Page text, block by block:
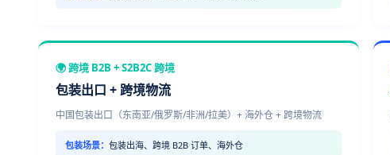
🌍 跨境 B2B + S2B2C 跨境
包装出口 + 跨境物流
中国包装出口（东南亚/俄罗斯/非洲/拉美）+ 海外仓 + 跨境物流
包装场景： 包装出海、跨境 B2B 订单、海外仓